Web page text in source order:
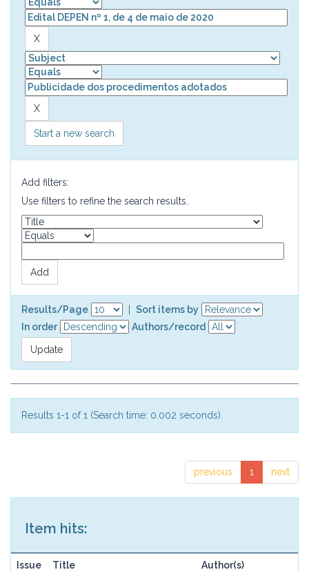
Start a new search
Add filters:
Use filters to refine the search results.
Results/Page
Sort items by
In order
Authors/record
Results 1-1 of 1 (Search time: 0.002 seconds).
previous 1 next
Item hits:
Issue Title Author(s)